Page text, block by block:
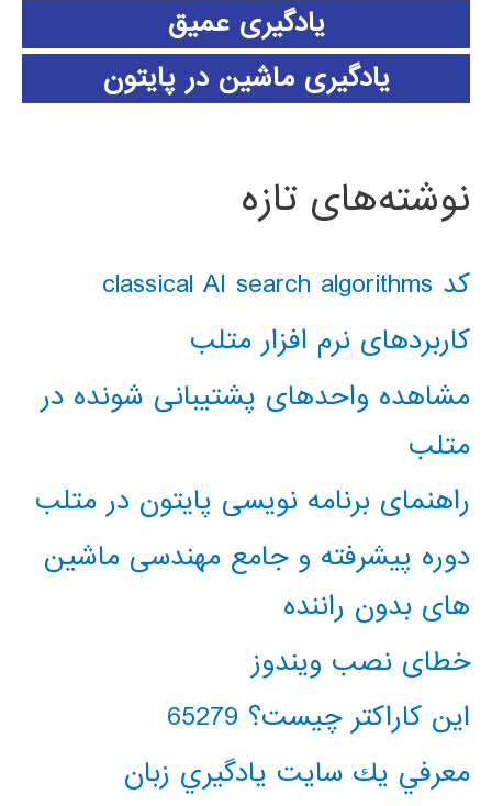
یادگیری عمیق
یادگیری ماشین در پایتون
نوشته‌های تازه
کد classical AI search algorithms
کاربردهای نرم افزار متلب
مشاهده واحدهای پشتیبانی شونده در
متلب
راهنمای برنامه نویسی پایتون در متلب
دوره پیشرفته و جامع مهندسی ماشین
های بدون راننده
خطای نصب ویندوز
این کاراکتر چیست؟ 65279
معرفي يك سايت يادگيري زبان